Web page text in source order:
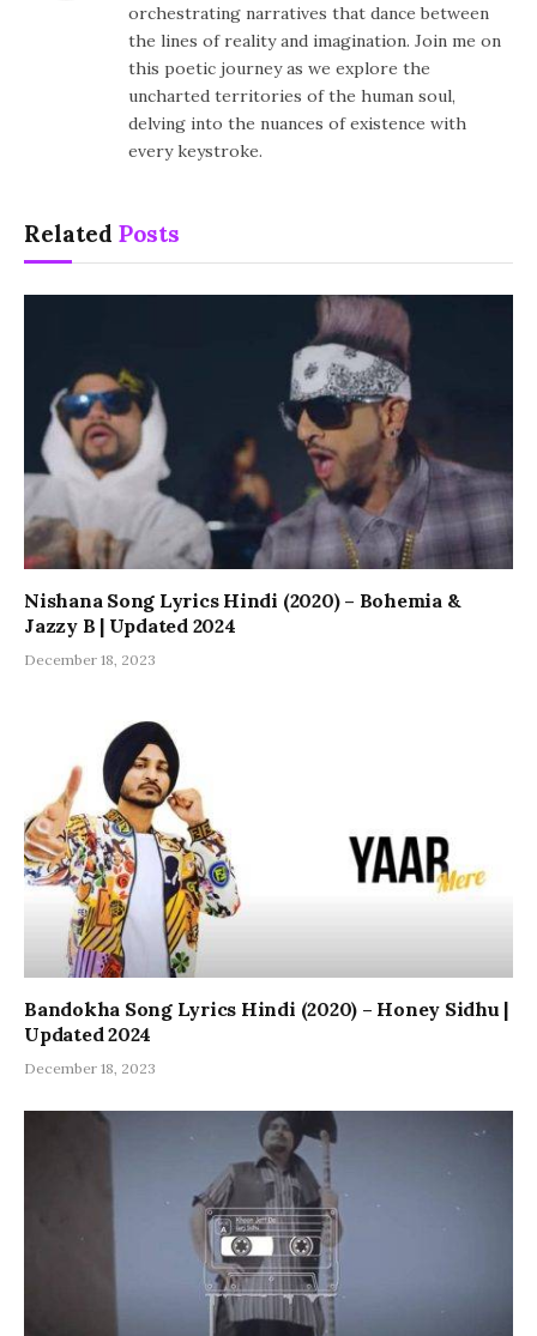
orchestrating narratives that dance between
the lines of reality and imagination. Join me on
this poetic journey as we explore the
uncharted territories of the human soul,
delving into the nuances of existence with
every keystroke.
Related Posts
Nishana Song Lyrics Hindi (2020) – Bohemia &
Jazzy B | Updated 2024
December 18, 2023
Bandokha Song Lyrics Hindi (2020) – Honey Sidhu |
Updated 2024
December 18, 2023